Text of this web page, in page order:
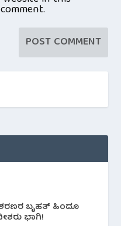
ಬೃಹತ್ ಹಿಂದೂ
ಭಾಗಿ!